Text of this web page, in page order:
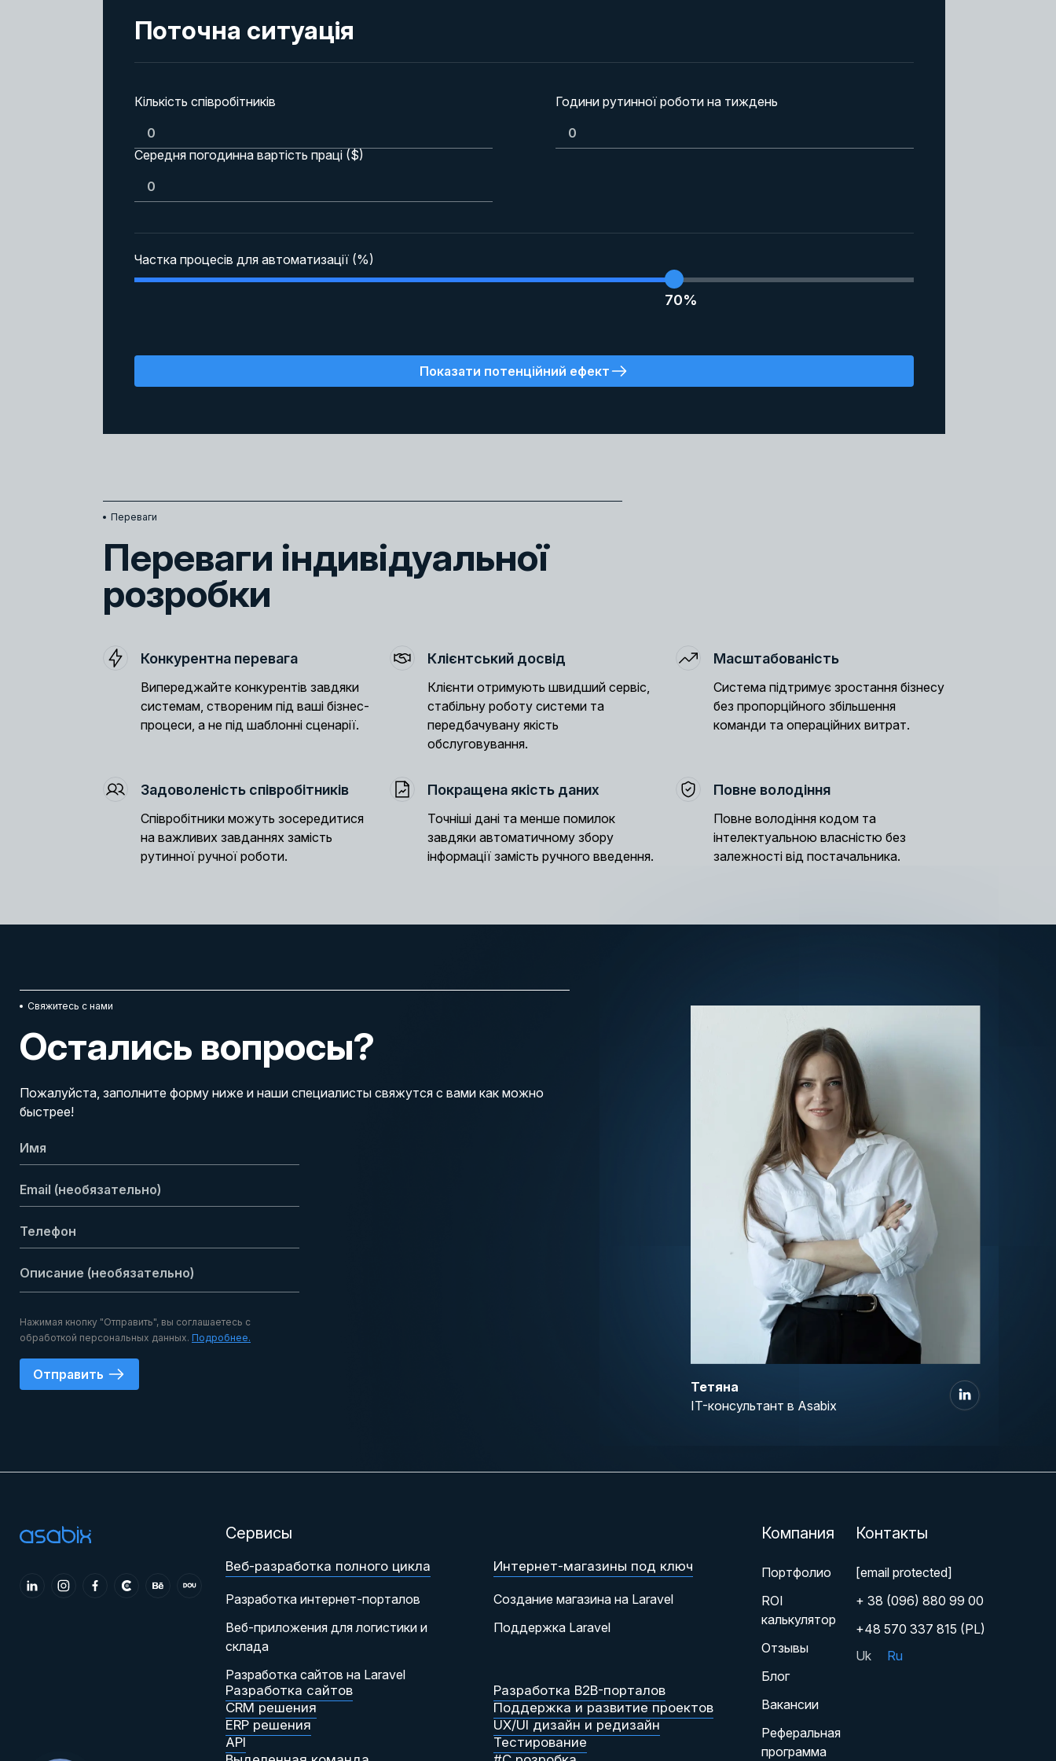
Поточна ситуація
Кількість співробітників Години рутинної роботи на тиждень
Середня погодинна вартість праці ($)
Частка процесів для автоматизації (%)
70%
Показати потенційний ефект
Переваги
Переваги індивідуальної
розробки
Конкурентна перевага
Випереджайте конкурентів завдяки
системам, створеним під ваші бізнес-
процеси, а не під шаблонні сценарії.
Клієнтський досвід
Клієнти отримують швидший сервіс,
стабільну роботу системи та
передбачувану якість
обслуговування.
Масштабованість
Система підтримує зростання бізнесу
без пропорційного збільшення
команди та операційних витрат.
Задоволеність співробітників
Співробітники можуть зосередитися
на важливих завданнях замість
рутинної ручної роботи.
Покращена якість даних
Точніші дані та менше помилок
завдяки автоматичному збору
інформації замість ручного введення.
Повне володіння
Повне володіння кодом та
інтелектуальною власністю без
залежності від постачальника.
Свяжитесь с нами
Остались вопросы?
Пожалуйста, заполните форму ниже и наши специалисты свяжутся с вами как можно
быстрее!
Нажимая кнопку "Отправить", вы соглашаетесь с
обработкой персональных данных. Подробнее.
Отправить
Тетяна
IT-консультант в Asabix
Сервисы
Веб-разработка полного цикла
Разработка интернет-порталов
Веб-приложения для логистики и
склада
Разработка сайтов на Laravel
Интернет-магазины под ключ
Создание магазина на Laravel
Поддержка Laravel
Разработка сайтов
Разработка B2B-порталов
CRM решения
Поддержка и развитие проектов
ERP решения
UX/UI дизайн и редизайн
API
Тестирование
Компания
Портфолио
ROI
калькулятор
Отзывы
Блог
Вакансии
Реферальная
программа
Контакты
[email protected]
+ 38 (096) 880 99 00
+48 570 337 815 (PL)
Uk
Ru